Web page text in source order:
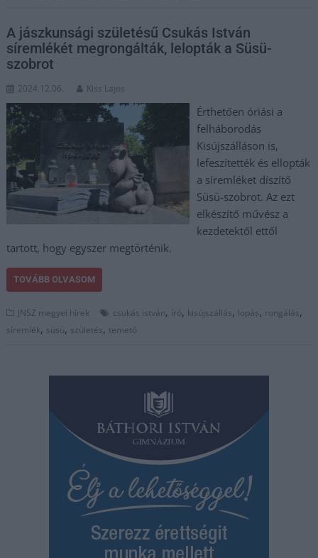
A jászkunsági születésű Csukás István
síremlékét megrongálták, lelopták a Süsü-
szobrot
2024.12.06. Kiss Lajos
Érthetően óriási a
felháborodás
Kisújszálláson is,
lefeszítették és ellopták
a síremléket díszítő
Süsü-szobrot. Az ezt
elkészítő művész a
kezdetektől ettől
tartott, hogy egyszer megtörténik.
TOVÁBB OLVASOM
JNSZ megyei hírek csukás istván, író, kisújszállás, lopás, rongálás,
síremlék, süsü, születés, temető